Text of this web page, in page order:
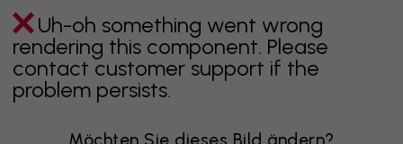
Uh-oh something went wrong
rendering this component. Please
contact customer support if the
problem persists.